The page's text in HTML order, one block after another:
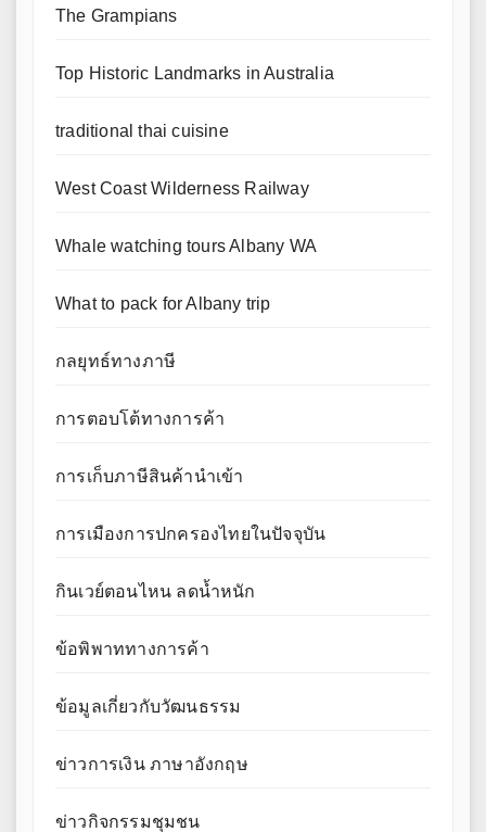
The Grampians
Top Historic Landmarks in Australia
traditional thai cuisine
West Coast Wilderness Railway
Whale watching tours Albany WA
What to pack for Albany trip
กลยุทธ์ทางภาษี
การตอบโต้ทางการค้า
การเก็บภาษีสินค้านำเข้า
การเมืองการปกครองไทยในปัจจุบัน
กินเวย์ตอนไหน ลดน้ำหนัก
ข้อพิพาททางการค้า
ข้อมูลเกี่ยวกับวัฒนธรรม
ข่าวการเงิน ภาษาอังกฤษ
ข่าวกิจกรรมชุมชน